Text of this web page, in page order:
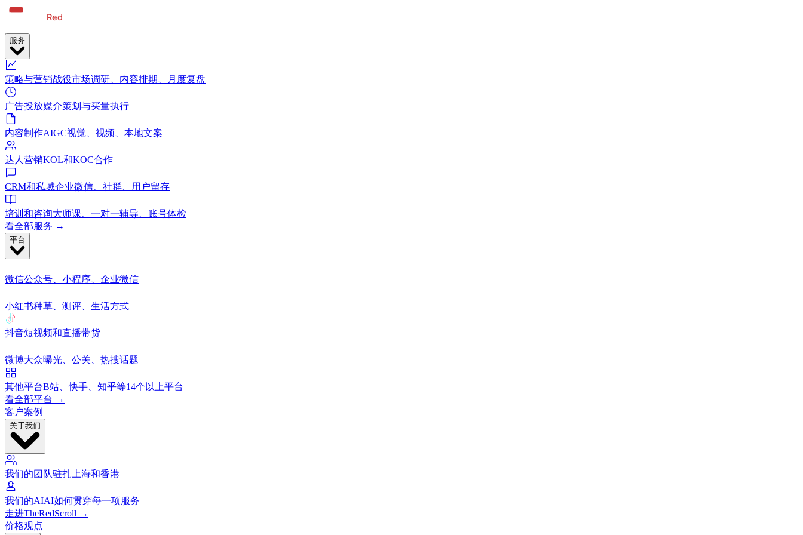
服务
策略与营销战役市场调研、内容排期、月度复盘
广告投放媒介策划与买量执行
内容制作AIGC视觉、视频、本地文案
达人营销KOL和KOC合作
CRM和私域企业微信、社群、用户留存
培训和咨询大师课、一对一辅导、账号体检
看全部服务 →
平台
微信公众号、小程序、企业微信
小红书种草、测评、生活方式
抖音短视频和直播带货
微博大众曝光、公关、热搜话题
其他平台B站、快手、知乎等14个以上平台
看全部平台 →
客户案例
关于我们
我们的团队驻扎上海和香港
我们的AIAI如何贯穿每一项服务
走进TheRedScroll →
价格观点